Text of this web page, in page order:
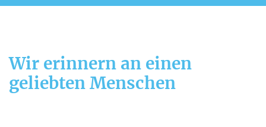
Wir erinnern an einen
geliebten Menschen